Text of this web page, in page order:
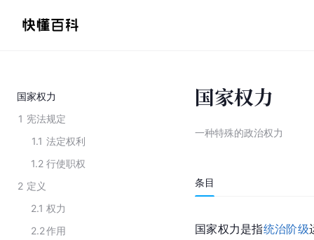
国家权力
1 宪法规定
1.1 法定权利
1.2 行使职权
2 定义
2.1 权力
2.2作用
国家权力
一种特殊的政治权力
条目
国家权力是指统治阶级